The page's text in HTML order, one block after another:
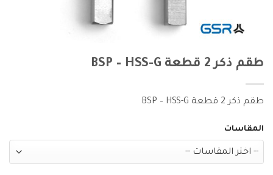
طقم ذكر 2 قطعة BSP – HSS-G
طقم ذكر 2 قطعة BSP – HSS-G
المقاسات